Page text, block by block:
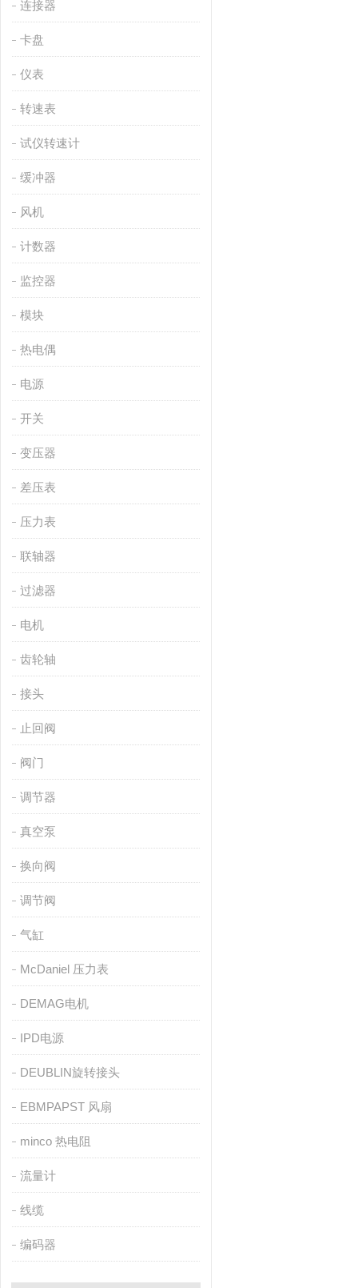
连接器
卡盘
仪表
转速表
试仪转速计
缓冲器
风机
计数器
监控器
模块
热电偶
电源
开关
变压器
差压表
压力表
联轴器
过滤器
电机
齿轮轴
接头
止回阀
阀门
调节器
真空泵
换向阀
调节阀
气缸
McDaniel 压力表
DEMAG电机
IPD电源
DEUBLIN旋转接头
EBMPAPST 风扇
minco 热电阻
流量计
线缆
编码器